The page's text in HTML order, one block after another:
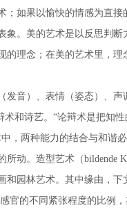
如果以愉快的情感为直接
。美的艺术是以反思判
理念；在美的艺术里，理
）、表情（姿态）、声
和诗艺。“论辩术是把知
，两种能力的结合与和谐
动。造型艺术（bildende
园林艺术。其中缘由，下
官的不同紧张程度的比例